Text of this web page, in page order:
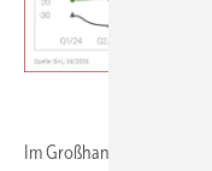
Im Großhandel zeigt sich